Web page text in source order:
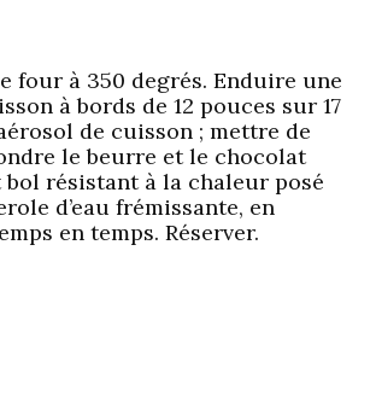
four à 350 degrés. Enduire une
à bords de 12 pouces sur 17
de cuisson ; mettre de
le beurre et le chocolat
résistant à la chaleur posé
d’eau frémissante, en
en temps. Réserver.